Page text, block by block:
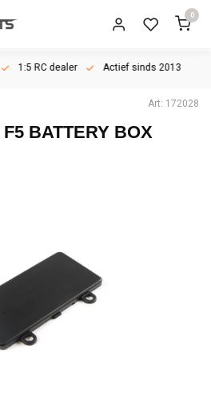
0
1:5 RC dealer Actief sinds 2013
Art: 172028
F5 BATTERY BOX